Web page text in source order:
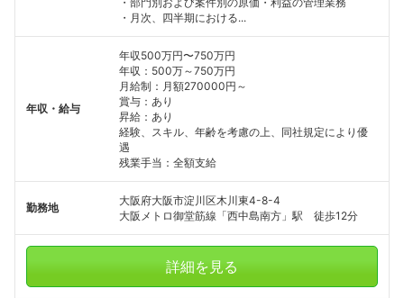
・月次、四半期における...
年収・給与
年収500万円〜750万円
年収：500万～750万円
月給制：月額270000円～
賞与：あり
昇給：あり
経験、スキル、年齢を考慮の上、同社規定により優
遇
残業手当：全額支給
勤務地
大阪府大阪市淀川区木川東4-8-4
大阪メトロ御堂筋線「西中島南方」駅 徒歩12分
詳細を見る